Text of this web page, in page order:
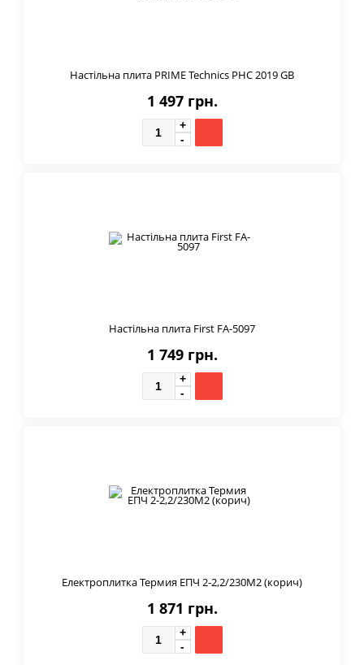
Настільна плита PRIME Technics PHC 2019 GB
1 497 грн.
Настільна плита First FA-5097
1 749 грн.
Електроплитка Термия ЕПЧ 2-2,2/230М2 (корич)
1 871 грн.